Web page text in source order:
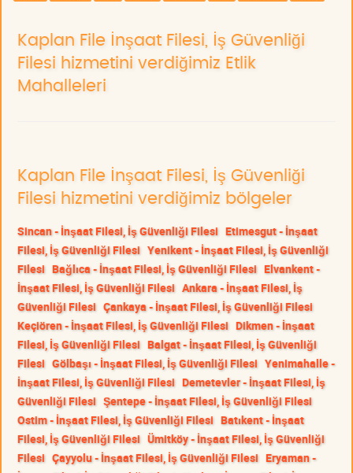
Kaplan File İnşaat Filesi, İş Güvenliği
Filesi hizmetini verdiğimiz Etlik
Mahalleleri
Kaplan File İnşaat Filesi, İş Güvenliği
Filesi hizmetini verdiğimiz bölgeler
Sincan - İnşaat Filesi, İş Güvenliği Filesi Etimesgut - İnşaat
Filesi, İş Güvenliği Filesi Yenikent - İnşaat Filesi, İş Güvenliği
Filesi Bağlıca - İnşaat Filesi, İş Güvenliği Filesi Elvankent -
İnşaat Filesi, İş Güvenliği Filesi Ankara - İnşaat Filesi, İş
Güvenliği Filesi Çankaya - İnşaat Filesi, İş Güvenliği Filesi
Keçiören - İnşaat Filesi, İş Güvenliği Filesi Dikmen - İnşaat
Filesi, İş Güvenliği Filesi Balgat - İnşaat Filesi, İş Güvenliği
Filesi Gölbaşı - İnşaat Filesi, İş Güvenliği Filesi Yenimahalle -
İnşaat Filesi, İş Güvenliği Filesi Demetevler - İnşaat Filesi, İş
Güvenliği Filesi Şentepe - İnşaat Filesi, İş Güvenliği Filesi
Ostim - İnşaat Filesi, İş Güvenliği Filesi Batıkent - İnşaat
Filesi, İş Güvenliği Filesi Ümitköy - İnşaat Filesi, İş Güvenliği
Filesi Çayyolu - İnşaat Filesi, İş Güvenliği Filesi Eryaman -